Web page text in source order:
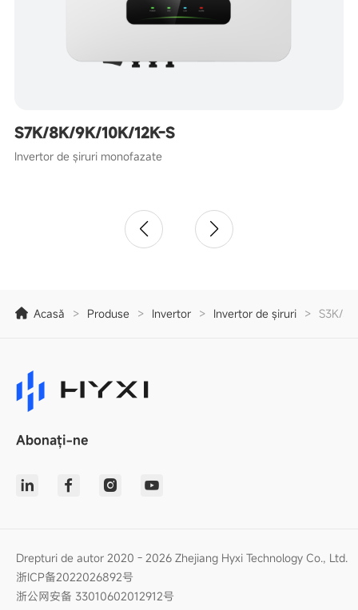
S7K/8K/9K/10K/12K-S
Invertor de șiruri monofazate
Acasă > Produse > Invertor > Invertor de șiruri > S3K/
Abonați-ne
Drepturi de autor 2020 - 2026 Zhejiang Hyxi Technology Co., Ltd.
浙ICP备2022026892号
浙公网安备 33010602012912号